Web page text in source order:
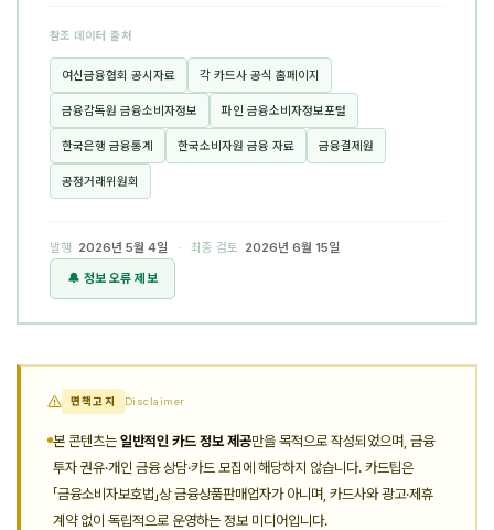
참조 데이터 출처
여신금융협회 공시자료 각 카드사 공식 홈페이지
금융감독원 금융소비자정보 파인 금융소비자정보포털
한국은행 금융통계 한국소비자원 금융 자료 금융결제원
공정거래위원회
발행 2026년 5월 4일 · 최종 검토 2026년 6월 15일
🔔 정보 오류 제보
면책고지 Disclaimer
본 콘텐츠는 일반적인 카드 정보 제공만을 목적으로 작성되었으며, 금융
투자 권유·개인 금융 상담·카드 모집에 해당하지 않습니다. 카드팁은
「금융소비자보호법」상 금융상품판매업자가 아니며, 카드사와 광고·제휴
계약 없이 독립적으로 운영하는 정보 미디어입니다.